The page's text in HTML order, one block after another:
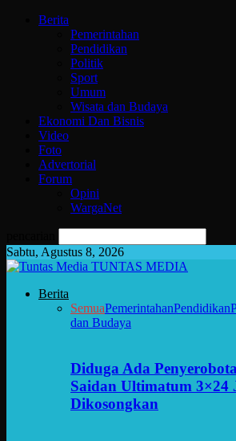
Berita
Pemerintahan
Pendidikan
Politik
Sport
Umum
Wisata dan Budaya
Ekonomi Dan Bisnis
Video
Foto
Advertorial
Forum
Opini
WargaNet
Sabtu, Agustus 8, 2026
TUNTAS MEDIA
Berita
SemuaPemerintahanPendidikan
dan Budaya
Diduga Ada
Saidan Ultimatum 3×24
Dikosongkan